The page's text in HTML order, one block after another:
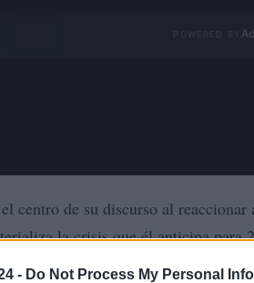
- Do Not Process My Personal
Ad
centro de su discurso al reaccionar
la crisis que él anticipa para
el autor aludió a predicciones